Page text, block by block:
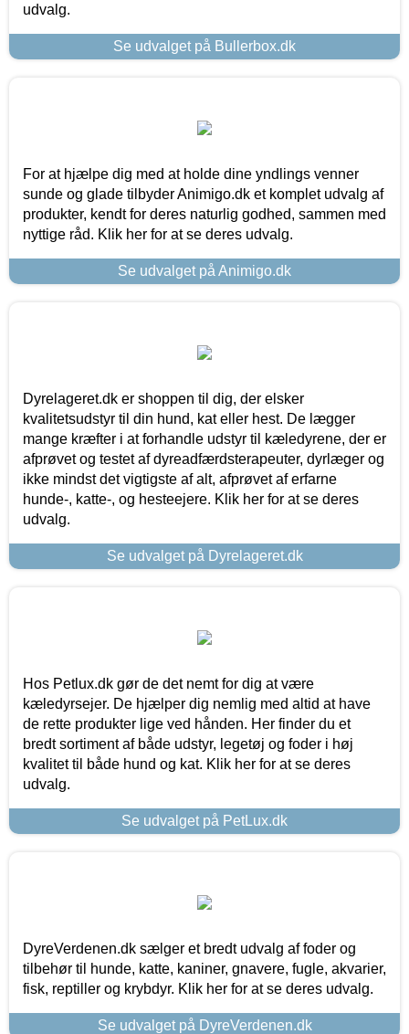
udvalg.
Se udvalget på Bullerbox.dk
For at hjælpe dig med at holde dine yndlings venner
sunde og glade tilbyder Animigo.dk et komplet udvalg af
produkter, kendt for deres naturlig godhed, sammen med
nyttige råd. Klik her for at se deres udvalg.
Se udvalget på Animigo.dk
Dyrelageret.dk er shoppen til dig, der elsker
kvalitetsudstyr til din hund, kat eller hest. De lægger
mange kræfter i at forhandle udstyr til kæledyrene, der er
afprøvet og testet af dyreadfærdsterapeuter, dyrlæger og
ikke mindst det vigtigste af alt, afprøvet af erfarne
hunde-, katte-, og hesteejere. Klik her for at se deres
udvalg.
Se udvalget på Dyrelageret.dk
Hos Petlux.dk gør de det nemt for dig at være
kæledyrsejer. De hjælper dig nemlig med altid at have
de rette produkter lige ved hånden. Her finder du et
bredt sortiment af både udstyr, legetøj og foder i høj
kvalitet til både hund og kat. Klik her for at se deres
udvalg.
Se udvalget på PetLux.dk
DyreVerdenen.dk sælger et bredt udvalg af foder og
tilbehør til hunde, katte, kaniner, gnavere, fugle, akvarier,
fisk, reptiller og krybdyr. Klik her for at se deres udvalg.
Se udvalget på DyreVerdenen.dk